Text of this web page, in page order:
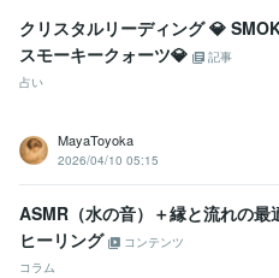
クリスタルリーディング 💎
スモーキークォーツ💎
記事
占い
MayaToyoka
2026/04/10 05:15
ASMR（水の音）＋縁と流れの
ヒーリング
コンテンツ
コラム